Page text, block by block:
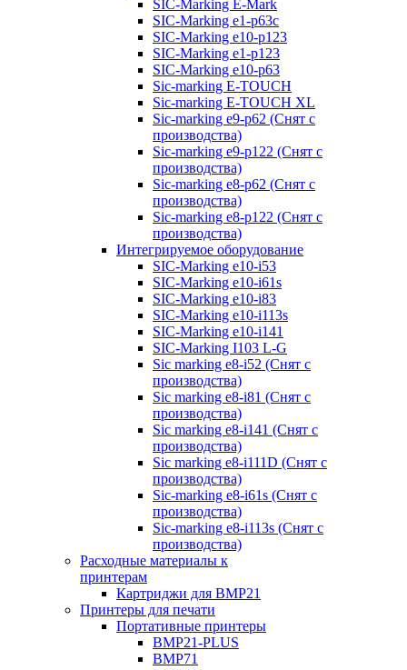
SIC-Marking E-Mark
SIC-Marking e1-p63с
SIC-Marking e10-p123
SIC-Marking e1-p123
SIC-Marking e10-p63
Sic-marking E-TOUCH
Sic-marking E-TOUCH XL
Sic-marking e9-p62 (Снят с
производства)
Sic-marking e9-p122 (Снят с
производства)
Sic-marking e8-p62 (Снят с
производства)
Sic-marking e8-p122 (Снят с
производства)
Интегрируемое оборудование
SIC-Marking e10-i53
SIC-Marking e10-i61s
SIC-Marking e10-i83
SIC-Marking e10-i113s
SIC-Marking e10-i141
SIC-Marking I103 L-G
Sic marking e8-i52 (Снят с
производства)
Sic marking e8-i81 (Снят с
производства)
Sic marking e8-i141 (Снят с
производства)
Sic marking e8-i111D (Снят с
производства)
Sic-marking e8-i61s (Снят с
производства)
Sic-marking e8-i113s (Снят с
производства)
Расходные материалы к
принтерам
Картриджи для BMP21
Принтеры для печати
Портативные принтеры
BMP21-PLUS
BMP71